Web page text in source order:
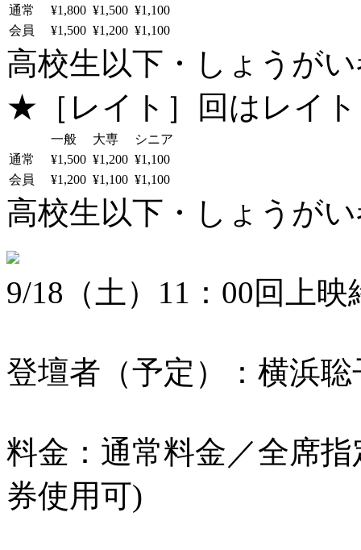
通常
¥1,800 ¥1,500 ¥1,100
会員
¥1,500 ¥1,200 ¥1,100
高校生以下・しょうがい
★［レイト］回はレイ
一般 大専
シニア
通常
¥1,500 ¥1,200 ¥1,100
会員
¥1,200 ¥1,100 ¥1,100
高校生以下・しょうがい
9/18（土）11：00回上
登壇者（予定）：横浜聡
料金：通常料金／全席
券使用可)